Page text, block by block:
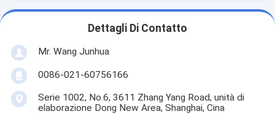
Dettagli Di Contatto
Mr. Wang Junhua
0086-021-60756166
Serie 1002, No.6, 3611 Zhang Yang Road, unità di
elaborazione Dong New Area, Shanghai, Cina